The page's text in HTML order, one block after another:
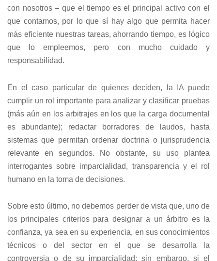
con nosotros – que el tiempo es el principal activo con el
que contamos, por lo que sí hay algo que permita hacer
más eficiente nuestras tareas, ahorrando tiempo, es lógico
que lo empleemos, pero con mucho cuidado y
responsabilidad.
En el caso particular de quienes deciden, la IA puede
cumplir un rol importante para analizar y clasificar pruebas
(más aún en los arbitrajes en los que la carga documental
es abundante); redactar borradores de laudos, hasta
sistemas que permitan ordenar doctrina o jurisprudencia
relevante en segundos. No obstante, su uso plantea
interrogantes sobre imparcialidad, transparencia y el rol
humano en la toma de decisiones.
Sobre esto último, no debemos perder de vista que, uno de
los principales criterios para designar a un árbitro es la
confianza, ya sea en su experiencia, en sus conocimientos
técnicos o del sector en el que se desarrolla la
controversia o de su imparcialidad; sin embargo, si el